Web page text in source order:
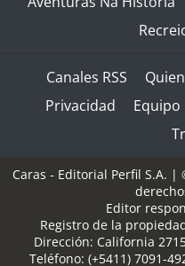
Canales RSS
Privacidad
Equipo
Caras - Editorial Perfil S.A. |
Editor
Registro de la
Dirección: California
Teléfono: (+5411) 7091-